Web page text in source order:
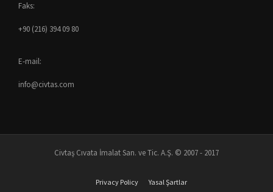
Faks:
+90 (216) 394 09 80
E-mail:
info@civtas.com
Civtaş Cıvata İmalat San. ve Tic. A.Ş. © 2007 - 2017
Privacy Policy Yasal Şartlar